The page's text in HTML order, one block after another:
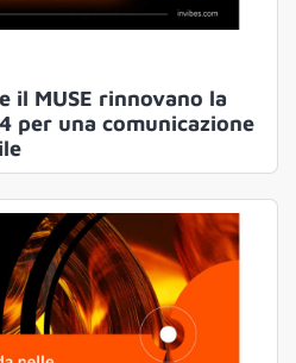
il MUSE rinnovano la
per una comunicazione